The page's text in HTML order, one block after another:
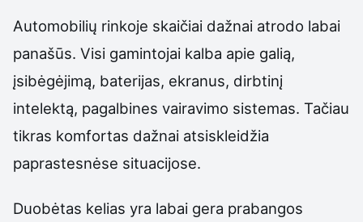
Automobilių rinkoje skaičiai dažnai atrodo labai
panašūs. Visi gamintojai kalba apie galią,
įsibėgėjimą, baterijas, ekranus, dirbtinį
intelektą, pagalbines vairavimo sistemas. Tačiau
tikras komfortas dažnai atsiskleidžia
paprastesnėse situacijose.
Duobėtas kelias yra labai gera prabangos